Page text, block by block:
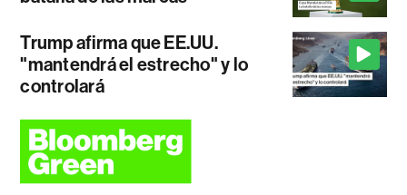
Trump afirma que EE.UU.
"mantendrá el estrecho" y lo
controlará